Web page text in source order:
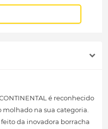
é reconhecido
na sua categoria.
da inovadora borracha